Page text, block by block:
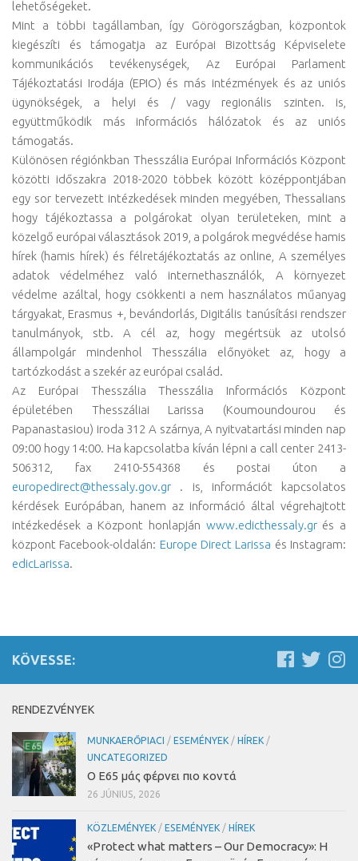
lehetőségeket.
Mint a többi tagállamban, így Görögországban, központok
kiegészíti és támogatja az Európai Bizottság Képviselete
kommunikációs tevékenységek, Az Európai Parlament
Tájékoztatási Irodája (EPIO) és más intézmények és az uniós
ügynökségek, a helyi és / vagy regionális szinten. is,
együttműködik más információs hálózatok és az uniós
támogatás.
Különösen régiónkban Thesszália Európai Információs Központ
közötti időszakra 2018-2020 többek között középpontjában
egy sor tervezett intézkedések minden megyében, Thessalians
hogy tájékoztassa a polgárokat olyan területeken, mint a
közelgő európai választások 2019, a polgárok megvédése hamis
hírek (hamis hírek) és félretájékoztatás az online, A személyes
adatok védelméhez való internethasználók, A környezet
védelme azáltal, hogy csökkenti a nem használatos műanyag
tárgyakat, Erasmus +, bevándorlás, Digitális tanúsítási rendszer
tanulmányok, stb. A cél az, hogy megértsük az utolsó
állampolgár mindenhol Thesszália előnyöket az, hogy a
tartózkodást a szekér az európai család.
Az Európai Thesszália Thesszália Információs Központ
épületében Thesszáliai Larissa (Koumoundourou és
Papanastasiou) iroda 312 A szárnya, A nyitvatartási minden nap
09:00 hogy 14:00. Ha kapcsolatba kíván lépni a call center 2413-
506312, fax 2410-554368 és postai úton a
europedirect@thessaly.gov.gr . is, információt kapcsolatos
kérdések Európában, hanem az információ által végrehajtott
intézkedések a Központ honlapján www.edicthessaly.grés a
központ Facebook-oldalán: Europe Direct Larissa és Instagram:
edicLarissa.
KÖVESSE:
RENDEZVÉNYEK
MUNKAERŐPIACI / ESEMÉNYEK / HÍREK /
UNCATEGORIZED
Ο Ε65 μάς φέρνει πιο κοντά
26 JÚNIUS, 2026
KÖZLEMÉNYEK / ESEMÉNYEK / HÍREK
«Protect what matters – Our Democracy»: Η